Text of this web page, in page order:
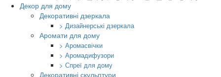
Декор для дому
Декоративні дзеркала
> Дизайнерські дзеркала
Аромати для дому
> Аромасвічки
> Аромадифузори
> Спреї для дому
Декоративні скульптури